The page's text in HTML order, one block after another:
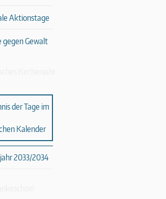
Aktionstage
gegen Gewalt
2033/2034